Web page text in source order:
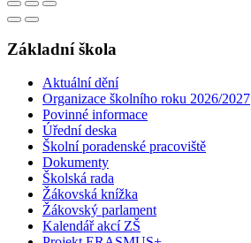
Základní škola
Aktuální dění
Organizace školního roku 2026/2027
Povinné informace
Úřední deska
Školní poradenské pracoviště
Dokumenty
Školská rada
Žákovská knížka
Žákovský parlament
Kalendář akcí ZŠ